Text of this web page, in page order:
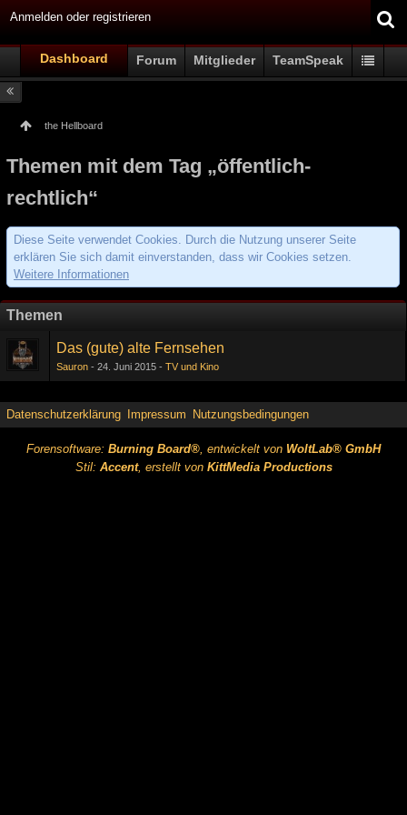
Anmelden oder registrieren
Dashboard Forum Mitglieder TeamSpeak
the Hellboard
Themen mit dem Tag „öffentlich-
rechtlich“
Diese Seite verwendet Cookies. Durch die Nutzung unserer Seite
erklären Sie sich damit einverstanden, dass wir Cookies setzen.
Weitere Informationen
Themen
Das (gute) alte Fernsehen
Sauron 24. Juni 2015 TV und Kino
Datenschutzerklärung Impressum Nutzungsbedingungen
Forensoftware: Burning Board®, entwickelt von WoltLab® GmbH
Stil: Accent, erstellt von KittMedia Productions